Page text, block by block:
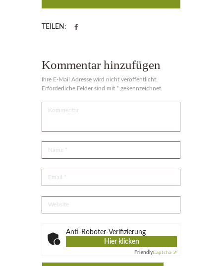
TEILEN:
Kommentar hinzufügen
Ihre E-Mail Adresse wird nicht veröffentlicht.
Erforderliche Felder sind mit * gekennzeichnet.
Anti-Roboter-Verifizierung
Hier klicken
FriendlyCaptcha ⇗